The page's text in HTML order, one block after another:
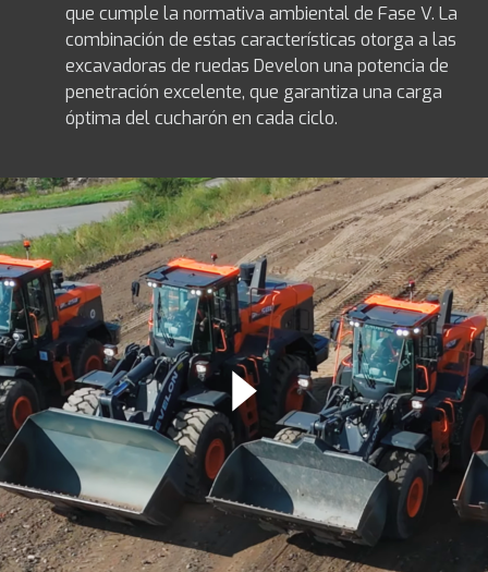
que cumple la normativa ambiental de Fase V. La
combinación de estas características otorga a las
excavadoras de ruedas Develon una potencia de
penetración excelente, que garantiza una carga
óptima del cucharón en cada ciclo.